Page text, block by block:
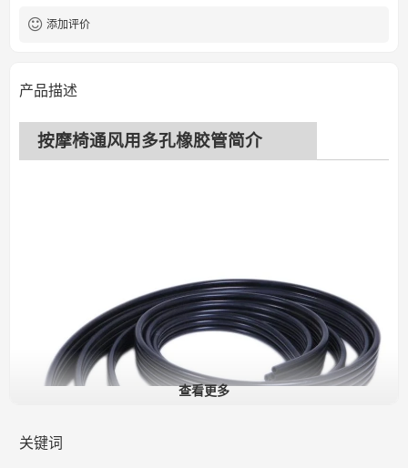
添加评价
产品描述
按摩椅通风用多孔橡胶管简介
查看更多
关键词